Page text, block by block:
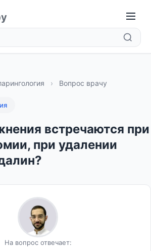
› Вопрос врачу
встречаются при
при удалении
На вопрос отвечает: